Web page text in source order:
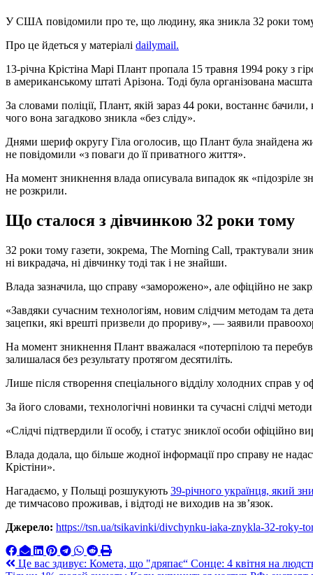
У США повідомили про те, що людину, яка зникла 32 роки
Про це йдеться у матеріалі dailymail.
13-річна Крістіна Марі Плант пропала 15 травня 1994 року з
в американському штаті Арізона. Тоді була організована
За словами поліції, Плант, якій зараз 44 роки, востаннє
чого вона загадково зникла «без сліду».
Днями шериф округу Гіла оголосив, що Плант була знайдена
не повідомили «з поваги до її приватного життя».
На момент зникнення влада описувала випадок як
не розкрили.
Що сталося з дівчинкою 32 роки тому
32 роки тому газети, зокрема, The Morning Call, трактували
ні викрадача, ні дівчинку тоді так і не знайши.
Влада зазначила, що справу «заморожено», але офіційно не
«Завдяки сучасним технологіям, новим слідчим методам та
зацепки, які врешті призвели до прориву», — заявили
На момент зникнення Плант вважалася «потерпілою та
залишалася без результату протягом десятиліть.
Лише після створення спеціального відділу холодних справ
За його словами, технологічні новинки та сучасні слідчі
«Слідчі підтвердили її особу, і статус зниклої особи офіційно
Влада додала, що більше жодної інформації про справу не
Крістіни».
Нагадаємо, у Польщі розшукують 39-річного українця, який
де тимчасово проживав, і відтоді не виходив на зв’язок.
Джерело: https://tsn.ua/tsikavinki/divchynku-iaka-znykla-32-roky-
Навигация
Це вас здивує: Комета, що "дряпає“ Сонце: 4 квітня на